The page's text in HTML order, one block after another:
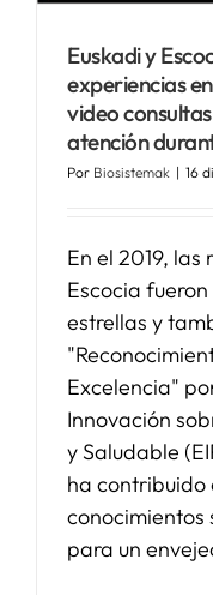
SERVICIOS
APOYO I+D+I
Euskadi y
experiencias
video
atención
Por Biosistemak | 16
En el 2019, las
Escocia
estrellas y
Excelencia"
Innovación
y Saludable
ha contribuido
conocimientos
para un